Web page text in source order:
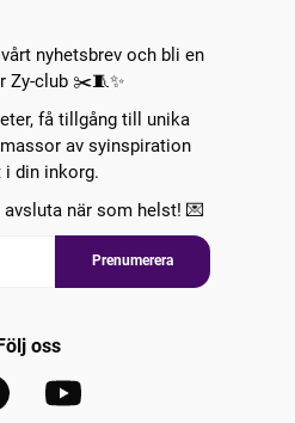
nyhetsbrev och bli en
Zy-club ✂️🧵✨
få tillgång till unika
av syinspiration
i din inkorg.
avsluta när som helst! 💌
Prenumerera
Följ oss